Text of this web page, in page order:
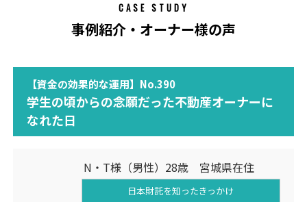
CASE STUDY
事例紹介・オーナー様の声
【資金の効果的な運用】No.390
学生の頃からの念願だった不動産オーナーに
なれた日
N・T様（男性）28歳 宮城県在住
日本財託を知ったきっかけ